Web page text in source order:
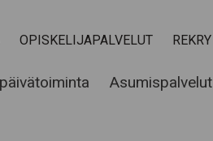
OPISKELIJAPALVELUT REKRY
Asumispalvelut